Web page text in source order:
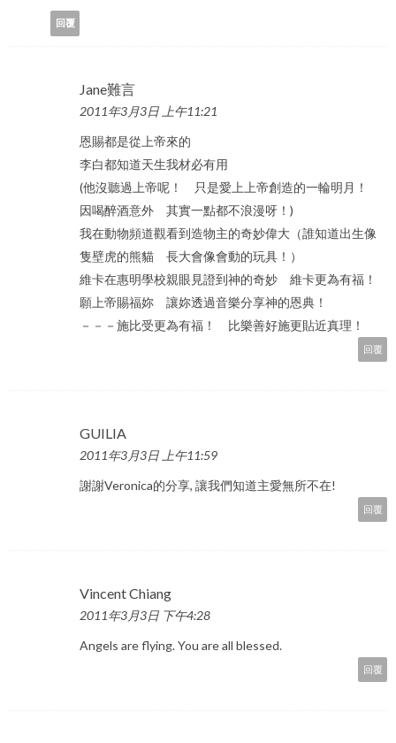
回覆
Jane難言
2011年3月3日 上午11:21
恩賜都是從上帝來的
李白都知道天生我材必有用
(他沒聽過上帝呢！ 只是愛上上帝創造的一輪明月！
因喝醉酒意外 其實一點都不浪漫呀！)
我在動物頻道觀看到造物主的奇妙偉大（誰知道出生像
隻壁虎的熊貓 長大會像會動的玩具！）
維卡在惠明學校親眼見證到神的奇妙 維卡更為有福！
願上帝賜福妳 讓妳透過音樂分享神的恩典！
－－－施比受更為有福！ 比樂善好施更貼近真理！
回覆
GUILIA
2011年3月3日 上午11:59
謝謝Veronica的分享, 讓我們知道主愛無所不在!
回覆
Vincent Chiang
2011年3月3日 下午4:28
Angels are flying. You are all blessed.
回覆